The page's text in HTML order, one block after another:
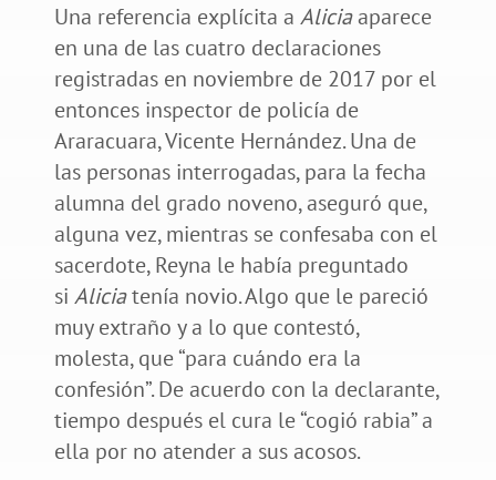
Una referencia explícita a Aliciaaparece
en una de las cuatro declaraciones
registradas en noviembre de 2017 por el
entonces inspector de policía de
Araracuara, Vicente Hernández. Una de
las personas interrogadas, para la fecha
alumna del grado noveno, aseguró que,
alguna vez, mientras se confesaba con el
sacerdote, Reyna le había preguntado
si Aliciatenía novio. Algo que le pareció
muy extraño y a lo que contestó,
molesta, que “para cuándo era la
confesión”. De acuerdo con la declarante,
tiempo después el cura le “cogió rabia” a
ella por no atender a sus acosos.